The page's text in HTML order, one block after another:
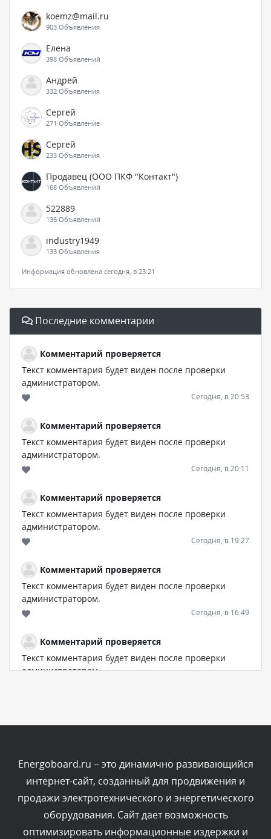
koemz@mail.ru
903 Объявления
Елена
398 Объявлений
Андрей
332 Объявления
Сергей
271 Объявление
Сергей
233 Объявления
Продавец (ООО ПКФ "Контакт")
168 Объявлений
522889
136 Объявлений
industry1949
133 Объявления
Информация обновлена сегодня, в 23:21
Последние комментарии
Комментарий проверяется
Текст комментария будет виден после проверки
администратором.
Сегодня, в 20:53
Комментарий проверяется
Текст комментария будет виден после проверки
администратором.
Сегодня, в 20:11
Комментарий проверяется
Текст комментария будет виден после проверки
администратором.
Сегодня, в 19:27
Комментарий проверяется
Текст комментария будет виден после проверки
администратором.
Сегодня, в 16:49
Комментарий проверяется
Текст комментария будет виден после проверки
администратором.
Комментарий проверяется
Текст комментария будет виден после проверки
администратором.
Сегодня, в 11:47
Energoboard.ru – это динамично развивающийся
интернет-сайт, созданный для продвижения и
продажи электротехнического и энергетического
оборудования. Сайт дает возможность
оптимизировать информационные издержки и